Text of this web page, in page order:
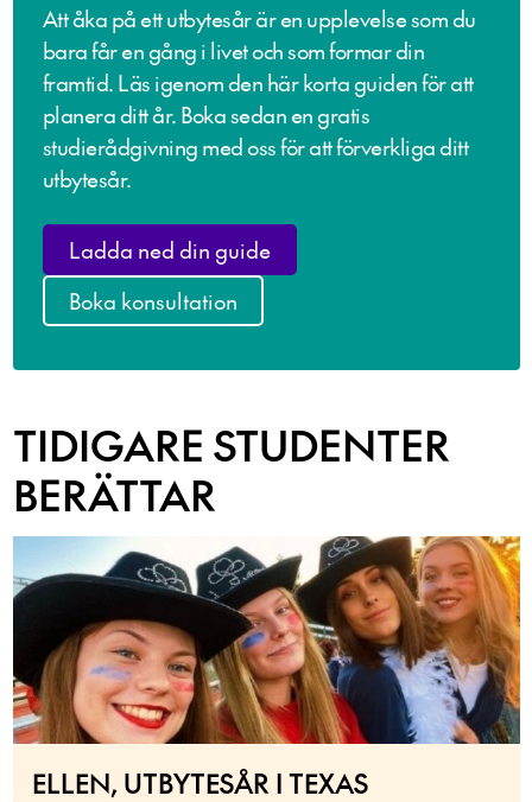
Att åka på ett utbytesår är en upplevelse som du
bara får en gång i livet och som formar din
framtid. Läs igenom den här korta guiden för att
planera ditt år. Boka sedan en gratis
studierådgivning med oss för att förverkliga ditt
utbytesår.
Ladda ned din guide
Boka konsultation
TIDIGARE STUDENTER
BERÄTTAR
ELLEN, UTBYTESÅR I TEXAS